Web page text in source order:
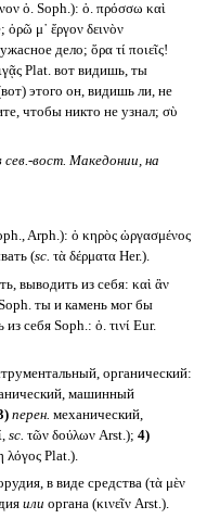
ὁ. Soph.): ὁ. πρόσσω καὶ
μ᾽ ἔργον δεινὸν
дело; ὅρα τί ποιεῖς!
Plat. вот видишь, ты
этого он, видишь ли, не
чтобы никто не узнал; σὺ
сев.-вост. Македонии, на
Arph.): ὁ κηρὸς ὠργασμένος
(sc. τὰ δέρματα Her.).
выводить из себя: καὶ ἂν
Soph. ты и камень мог бы
себя Soph.: ὀ. τινί Eur.
органический:
машинный
перен. механический,
sc. τῶν δούλων Arst.); 4)
λόγος Plat.).
в виде средства (τὰ μὲν
или органа (κινεῖν Arst.).